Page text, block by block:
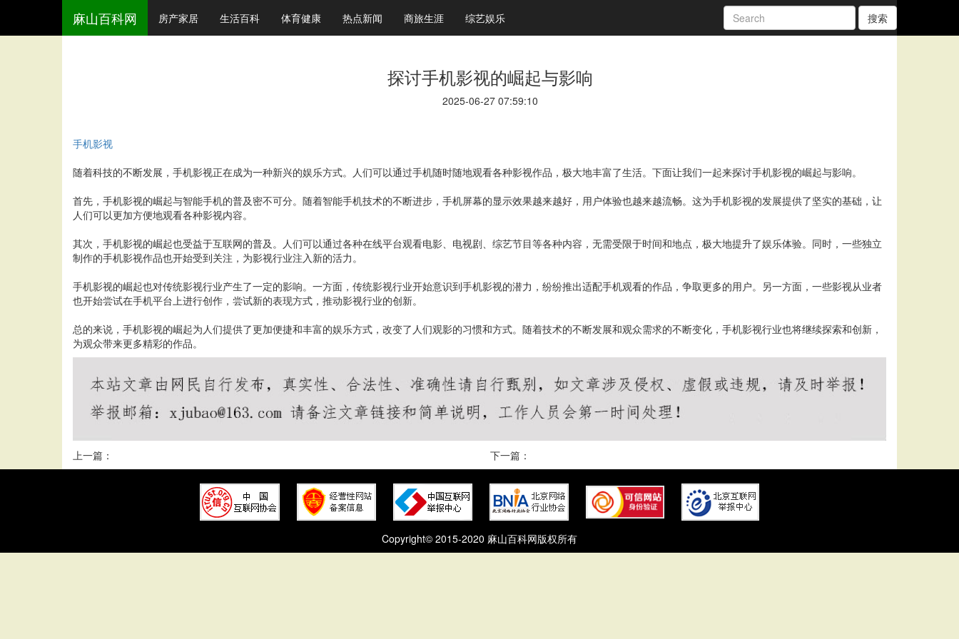
麻山百科网 房产家居 生活百科 体育健康 热点新闻 商旅生涯 综艺娱乐 搜索
探讨手机影视的崛起与影响
2025-06-27 07:59:10
手机影视
随着科技的不断发展，手机影视正在成为一种新兴的娱乐方式。人们可以通过手机随时随地观看各种影视作品，极大地丰富了生活。下面让我们一起来探讨手机影视的崛起与影响。
首先，手机影视的崛起与智能手机的普及密不可分。随着智能手机技术的不断进步，手机屏幕的显示效果越来越好，用户体验也越来越流畅。这为手机影视的发展提供了坚实的基础，让
人们可以更加方便地观看各种影视内容。
其次，手机影视的崛起也受益于互联网的普及。人们可以通过各种在线平台观看电影、电视剧、综艺节目等各种内容，无需受限于时间和地点，极大地提升了娱乐体验。同时，一些独立
制作的手机影视作品也开始受到关注，为影视行业注入新的活力。
手机影视的崛起也对传统影视行业产生了一定的影响。一方面，传统影视行业开始意识到手机影视的潜力，纷纷推出适配手机观看的作品，争取更多的用户。另一方面，一些影视从业者
也开始尝试在手机平台上进行创作，尝试新的表现方式，推动影视行业的创新。
总的来说，手机影视的崛起为人们提供了更加便捷和丰富的娱乐方式，改变了人们观影的习惯和方式。随着技术的不断发展和观众需求的不断变化，手机影视行业也将继续探索和创新，
为观众带来更多精彩的作品。
上一篇： 下一篇：
Copyright© 2015-2020 麻山百科网版权所有